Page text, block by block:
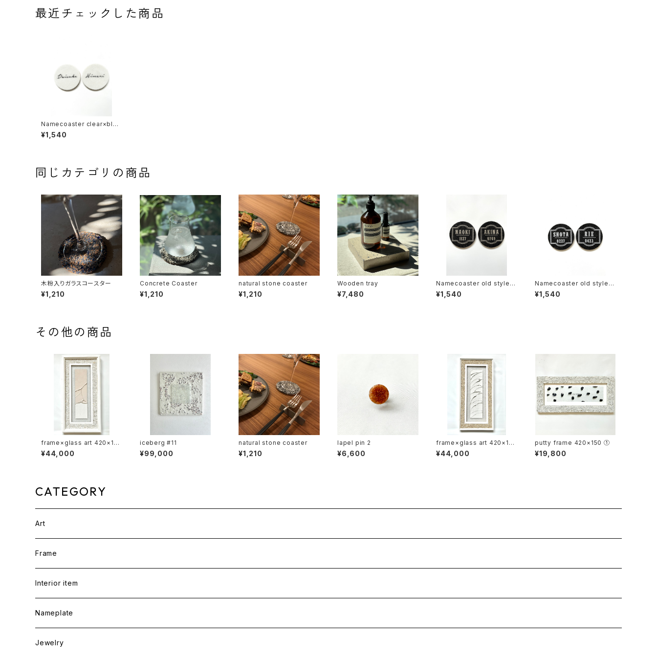
最近チェックした商品
Namecoaster clear×blac
k cursive
¥1,540
同じカテゴリの商品
木粉入りガラスコースター
¥1,210
Concrete Coaster
¥1,210
natural stone coaster
¥1,210
Wooden tray
¥7,480
Namecoaster old style b
lack×gold
¥1,540
Namecoaster old style b
lack×white
¥1,540
その他の商品
frame×glass art 420×150
②
¥44,000
iceberg #11
¥99,000
natural stone coaster
¥1,210
lapel pin 2
¥6,600
frame×glass art 420×150
①
¥44,000
putty frame 420×150 ①
¥19,800
CATEGORY
Art
Frame
Interior item
Nameplate
Jewelry